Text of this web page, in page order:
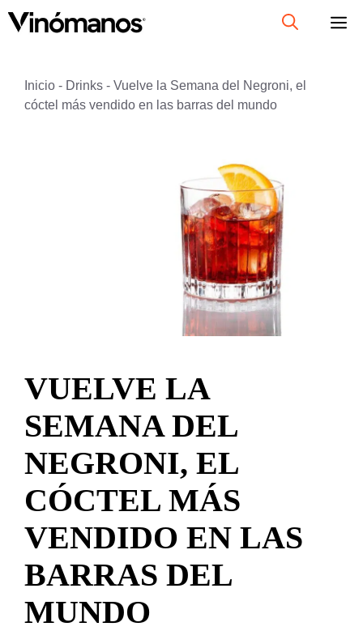
Inicio - Drinks - Vuelve la Semana del Negroni, el
cóctel más vendido en las barras del mundo
VUELVE LA
SEMANA DEL
NEGRONI, EL
CÓCTEL MÁS
VENDIDO EN LAS
BARRAS DEL
MUNDO